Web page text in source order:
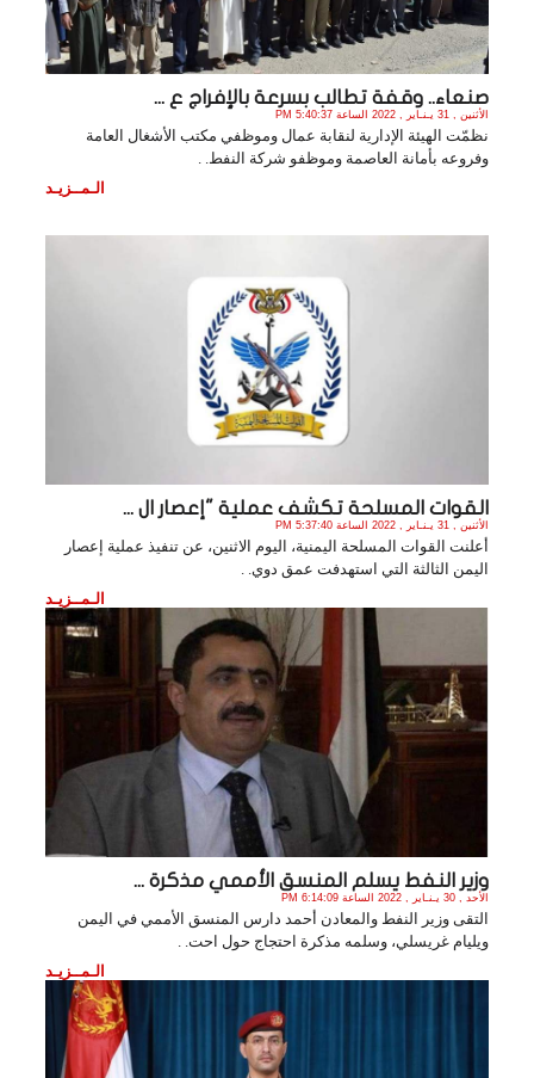
صنعاء.. وقفة تطالب بسرعة بالإفراج ع ...
الأثنين , 31 يـنـاير , 2022 الساعة 5:40:37 PM
نظمّت الهيئة الإدارية لنقابة عمال وموظفي مكتب الأشغال العامة
وفروعه بأمانة العاصمة وموظفو شركة النفط. .
الـمــزيـد
القوات المسلحة تكشف عملية "إعصار ال ...
الأثنين , 31 يـنـاير , 2022 الساعة 5:37:40 PM
أعلنت القوات المسلحة اليمنية، اليوم الاثنين، عن تنفيذ عملية إعصار
اليمن الثالثة التي استهدفت عمق دوي. .
الـمــزيـد
وزير النفط يسلم المنسق الأممي مذكرة ...
الأحد , 30 يـنـاير , 2022 الساعة 6:14:09 PM
التقى وزير النفط والمعادن أحمد دارس المنسق الأممي في اليمن
ويليام غريسلي، وسلمه مذكرة احتجاج حول احت. .
الـمــزيـد